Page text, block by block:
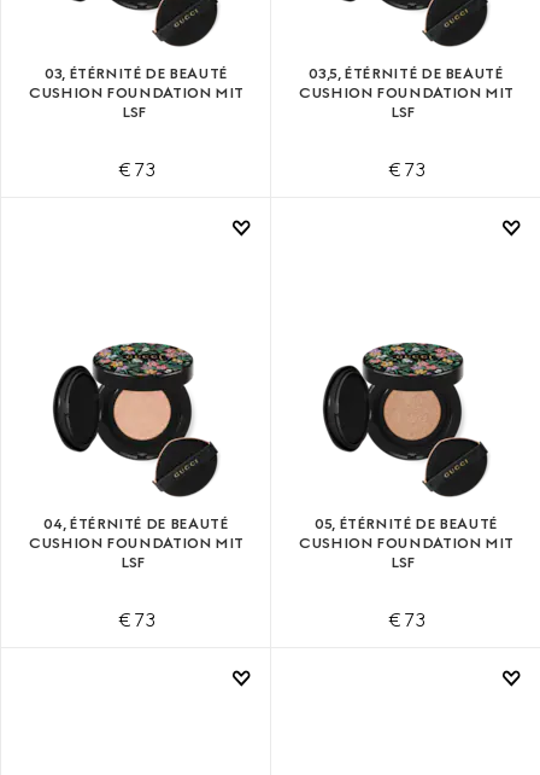
03, ÉTÉRNITÉ DE BEAUTÉ
CUSHION FOUNDATION MIT
LSF
€ 73
03,5, ÉTÉRNITÉ DE BEAUTÉ
CUSHION FOUNDATION MIT
LSF
€ 73
04, ÉTÉRNITÉ DE BEAUTÉ
CUSHION FOUNDATION MIT
LSF
€ 73
05, ÉTÉRNITÉ DE BEAUTÉ
CUSHION FOUNDATION MIT
LSF
€ 73